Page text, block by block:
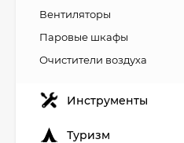
Вентиляторы
Паровые шкафы
Очистители воздуха
Инструменты
Туризм